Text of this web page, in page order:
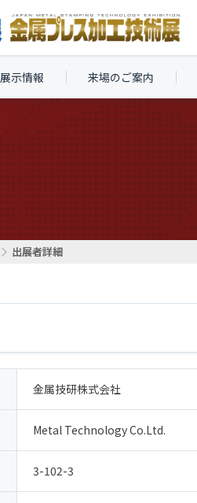
展示情報 来場のご案内
出展者詳細
金属技研株式会社
Metal Technology Co.Ltd.
3-102-3